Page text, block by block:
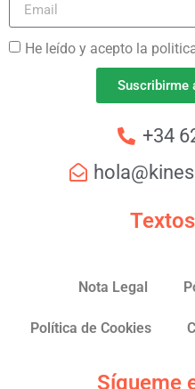
He leído y acepto la
Suscribirme
+34
Nota Legal
Política de Cookies
Sígueme